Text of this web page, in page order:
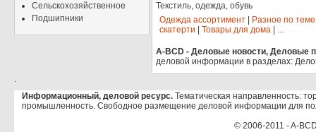
Сельскохозяйственное
Подшипники
Текстиль, одежда, обувь
Одежда ассортимент
Разное по теме
скатерти
Товары для дома ...
A-BCD - Деловые новости, Деловые
деловой информации в разделах:
.
Информационный, деловой ресурс. Тематическая направленность:
промышленность. Свободное размещение деловой информации для
© 2006-2011 - A-